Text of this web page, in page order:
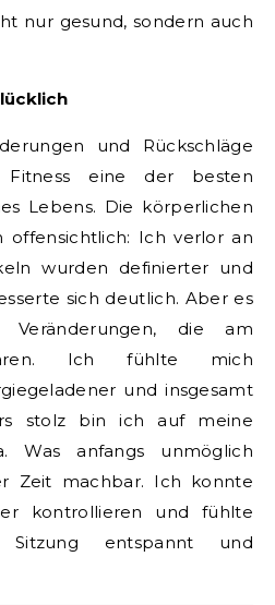
nur gesund, sondern auch
und Rückschläge
eine der besten
Lebens. Die körperlichen
offensichtlich: Ich verlor an
wurden definierter und
sich deutlich. Aber es
die am
Ich fühlte mich
und insgesamt
stolz bin ich auf meine
Was anfangs unmöglich
Zeit machbar. Ich konnte
kontrollieren und fühlte
entspannt und